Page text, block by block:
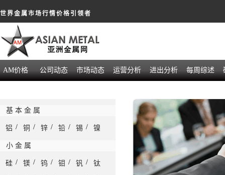
世界金属市场行情价格引领者
AM价格 公司动态 市场动态 运营分析 进出分析 每周综述
基 本 金 属
铝 / 铜 / 锌 / 铅 / 锡 / 镍
小 金 属
硅 / 镁 / 钨 / 钼 / 钒 / 钛